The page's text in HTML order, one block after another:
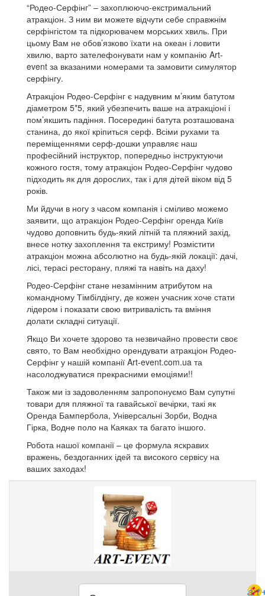
“Родео-Серфінг” – захоплюючо-екстримальний
атракціон. З ним ви можете відчути себе справжнім
серфінгістом та підкорювачем морських хвиль. При
цьому Вам не обов’язково їхати на океан і ловити
хвилю, варто зателефонувати нам у компанію Art-
event за вказаними номерами та замовити симулятор
серфінгу.
Атракціон Родео-Серфінг є надувним м’яким батутом
діаметром 5*5, який убезпечить ваше на атракціоні і
пом’якшить падіння. Посередині батута розташована
станина, до якої кріпиться серф. Всіми рухами та
переміщеннями серф-дошки управляє наш
професійний інструктор, попередньо інструктуючи
кожного гостя, тому атракціон Родео-Серфінг чудово
підходить як для дорослих, так і для дітей віком від 5
років.
Ми йдучи в ногу з часом компанія і сміливо можемо
заявити, що атракціон Родео-Серфінг оренда Київ
чудово доповнить будь-який літній та пляжний захід,
внесе нотку захоплення та екстриму! Розмістити
атракціон можна абсолютно на будь-якій локації: дачі,
лісі, терасі ресторану, пляжі та навіть на даху!
Родео-Серфінг стане незамінним атрибутом на
командному Тімбілдінгу, де кожен учасник хоче стати
лідером і показати свою витривалість та вміння
долати складні ситуації.
Якщо Ви хочете здорово та незвичайно провести своє
свято, то Вам необхідно орендувати атракціон Родео-
Серфінг у нашій компанії Art-event.com.ua та
насолоджуватися прекрасними емоціями!!
Також ми із задоволенням запропонуємо Вам супутні
товари для пляжної та гавайської вечірки, такі як
Оренда Бампербола, Універсальні Зорби, Водна
Гірка, Водне поло на Каяках та багато іншого.
Робота нашої компанії – це формула яскравих
вражень, бездоганних ідей та високого сервісу на
ваших заходах!